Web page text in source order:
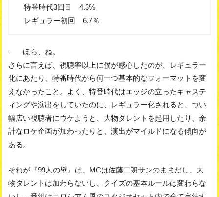
特番時代3回目 4.3%
レギュラー初回 6.7％
――ほら、ね。
さらに言えば、視聴率以上に僕が感心したのが、レギュラー
化にあたり、特番時代から何一つ基本的なフォーマットを変
えなかったこと。よく、特番時代はエッジの立ったキャステ
ィングや演出をしていたのに、レギュラー化されると、つい
幅広い視聴者にウケようと、大物タレントを起用したり、余
計なロケ企画が加わったりと、演出がマイルドになる傾向が
ある。
それが『99人の壁』は、MCは佐藤二朗サンのままだし、大
物タレントは加わらないし、クイズの基本ルールは変わらな